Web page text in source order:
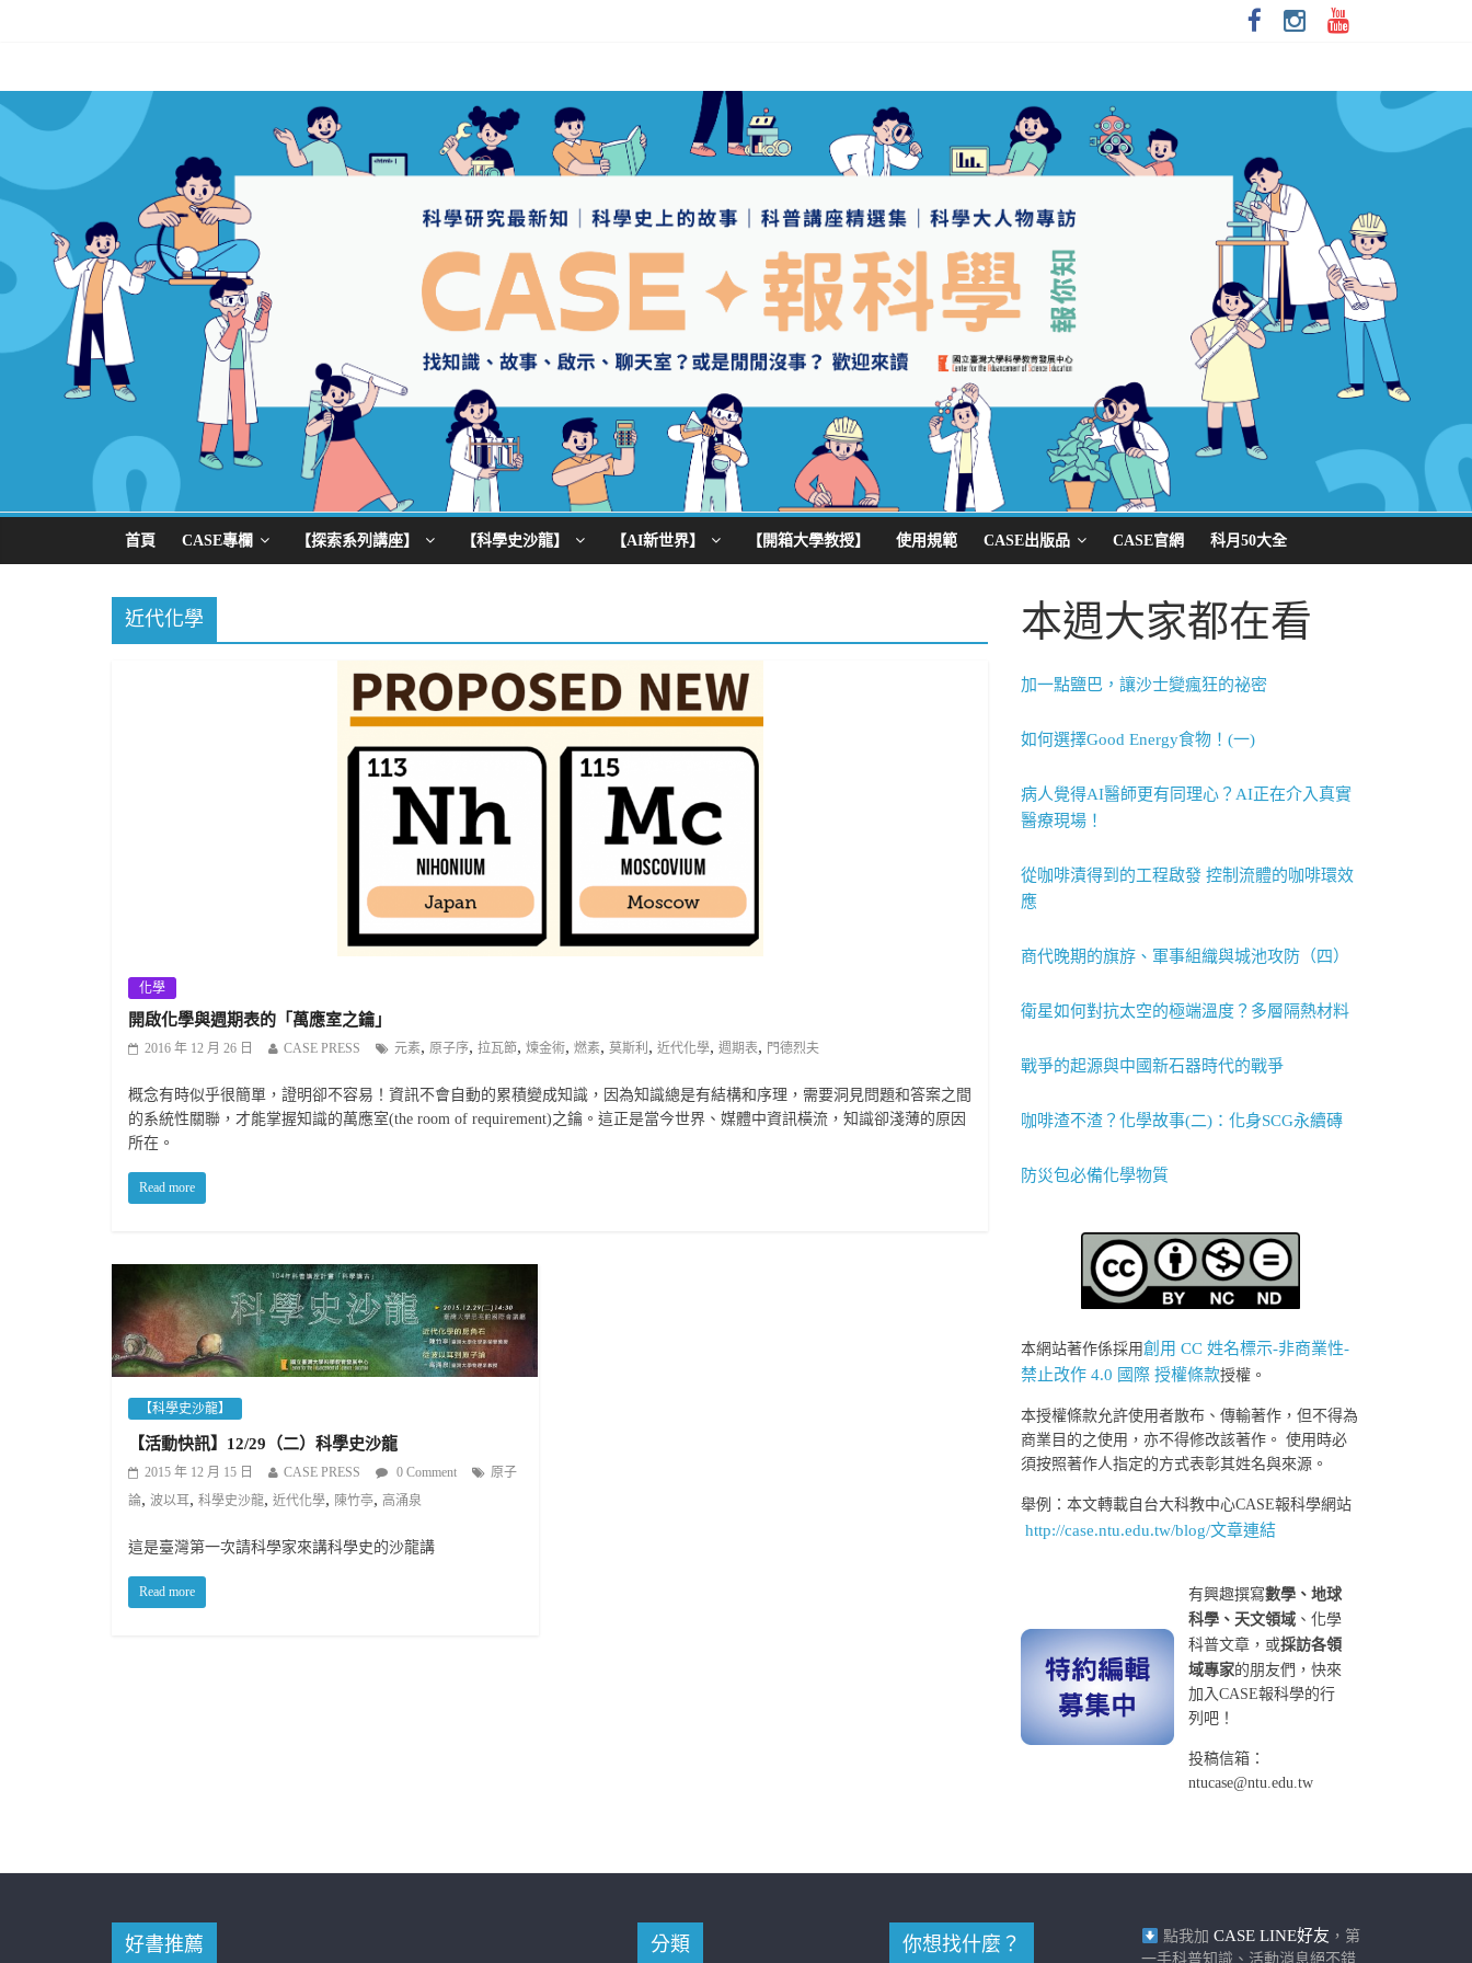
首頁 CASE專欄 【探索系列講座】 【科學史沙龍】 【AI新世界】 【開箱大學教授】 使用規範 CASE出版品 CASE官網 科月50大全
近代化學
化學
開啟化學與週期表的「萬應室之鑰」
2016 年 12 月 26 日 CASE PRESS 元素, 原子序, 拉瓦節, 煉金術, 燃素, 莫斯利 , 近代化學, 週期表, 門德烈夫
概念有時似乎很簡單，證明卻不容易！資訊不會自動的累積變成知識，因為知識總是有結構和序理，需要洞見問題和答案之間
的系統性關聯，才能掌握知識的萬應室(the room of requirement)之鑰。這正是當今世界、媒體中資訊橫流，知識卻淺薄的原因
所在。
Read more
【科學史沙龍】
【活動快訊】12/29（二）科學史沙龍
2015 年 12 月 15 日 CASE PRESS 0 Comment
原子
論, 波以耳, 科學史沙龍, 近代化學, 陳竹亭, 高涌泉
這是臺灣第一次請科學家來講科學史的沙龍講
Read more
本週大家都在看
加一點鹽巴，讓沙士變瘋狂的祕密
如何選擇Good Energy食物！(一)
病人覺得AI醫師更有同理心？AI正在介入真實
醫療現場！
從咖啡漬得到的工程啟發 控制流體的咖啡環效
應
商代晚期的旗斿、軍事組織與城池攻防（四）
衛星如何對抗太空的極端溫度？多層隔熱材料
戰爭的起源與中國新石器時代的戰爭
咖啡渣不渣？化學故事(二)：化身SCG永續磚
防災包必備化學物質
本網站著作係採用創用 CC 姓名標示-非商業性-
禁止改作 4.0 國際 授權條款授權。
本授權條款允許使用者散布、傳輸著作，但不得為
商業目的之使用，亦不得修改該著作。 使用時必
須按照著作人指定的方式表彰其姓名與來源。
舉例：本文轉載自台大科教中心CASE報科學網站
http://case.ntu.edu.tw/blog/文章連結
有興趣撰寫數學、地球
科學、天文領域 、化學
科普文章，或採訪各領
域專家的朋友們，快來
加入CASE報科學的行
列吧！
投稿信箱：
ntucase@ntu.edu.tw
好書推薦 分類 你想找什麼？ 點我加 CASE LINE好友 ，第
一手科普知識、活動消息絕不錯